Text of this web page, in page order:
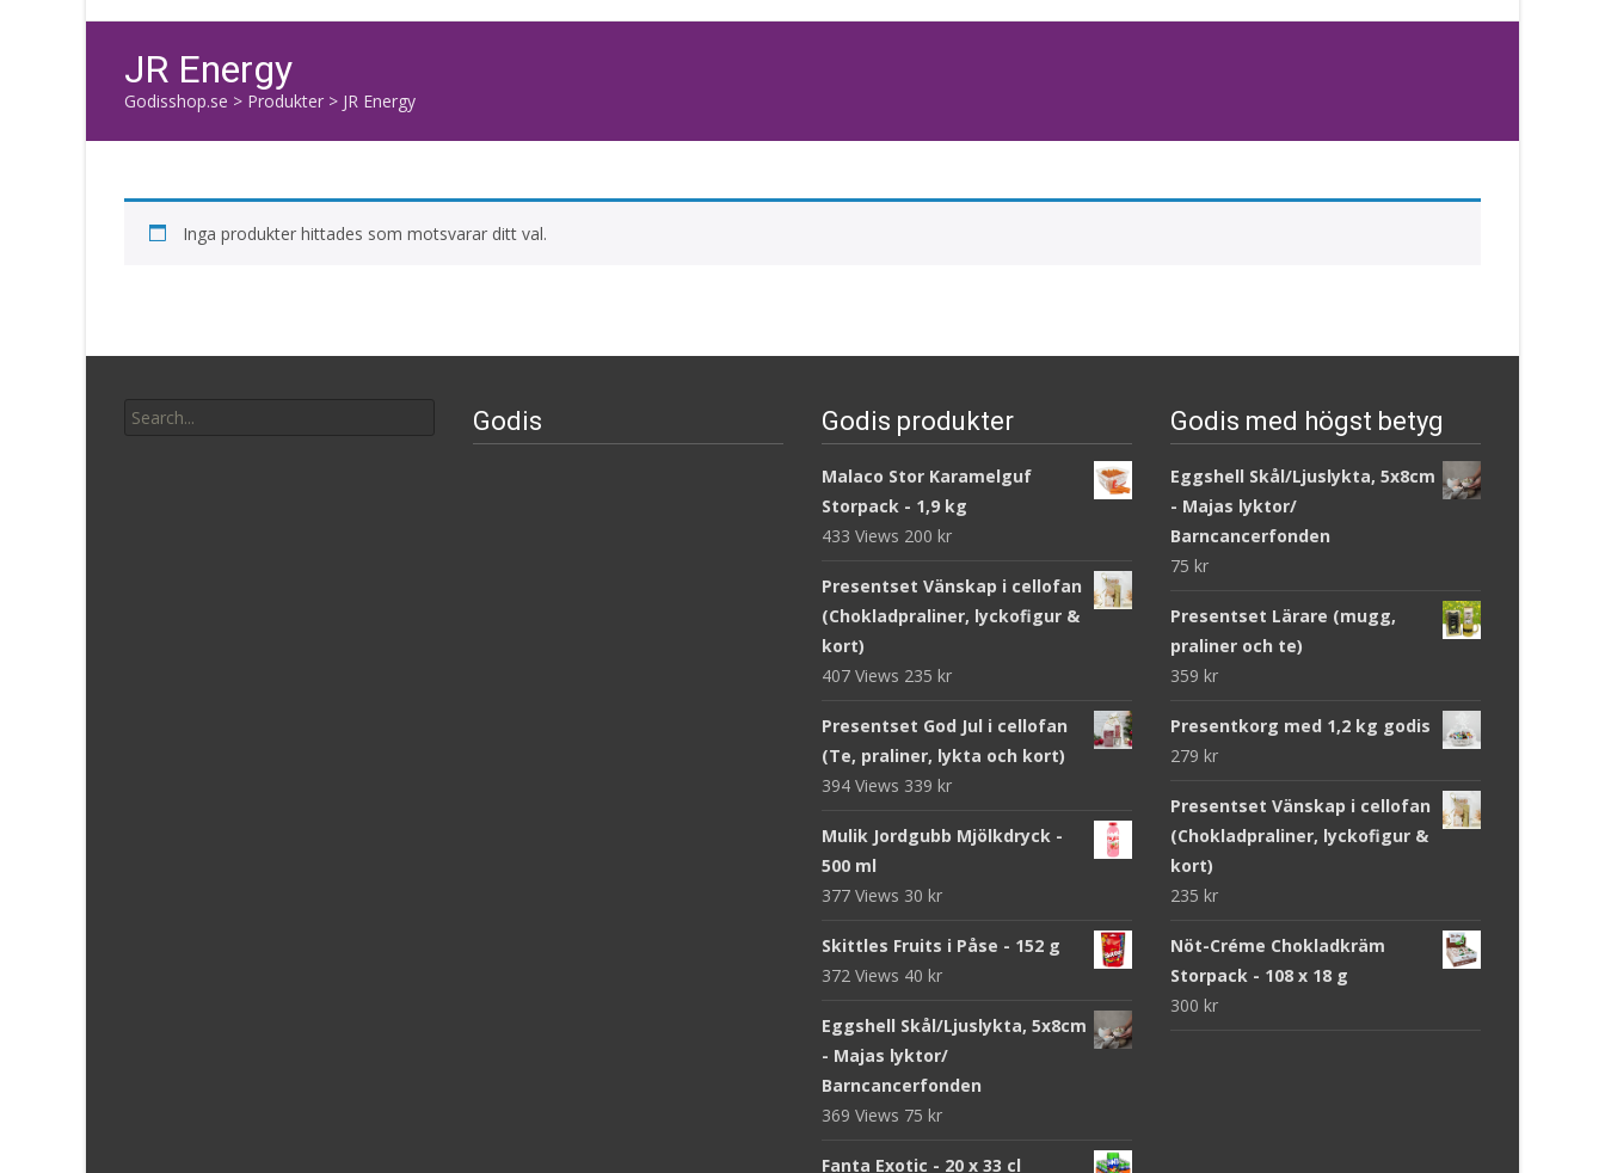
JR Energy
Godisshop.se > Produkter > JR Energy
Inga produkter hittades som motsvarar ditt val.
for:
Godis Godis produkter
Malaco Stor Karamelguf
Storpack - 1,9 kg
433 Views 200 kr
Presentset Vänskap i cellofan
(Chokladpraliner, lyckofigur &
kort)
407 Views 235 kr
Presentset God Jul i cellofan
(Te, praliner, lykta och kort)
394 Views 339 kr
Mulik Jordgubb Mjölkdryck -
500 ml
377 Views 30 kr
Skittles Fruits i Påse - 152 g
372 Views 40 kr
Eggshell Skål/Ljuslykta, 5x8cm
- Majas lyktor/
Barncancerfonden
369 Views 75 kr
Fanta Exotic - 20 x 33 cl
Godis med högst betyg
Eggshell Skål/Ljuslykta, 5x8cm
- Majas lyktor/
Barncancerfonden
75 kr
Presentset Lärare (mugg,
praliner och te)
359 kr
Presentkorg med 1,2 kg godis
279 kr
Presentset Vänskap i cellofan
(Chokladpraliner, lyckofigur &
kort)
235 kr
Nöt-Créme Chokladkräm
Storpack - 108 x 18 g
300 kr